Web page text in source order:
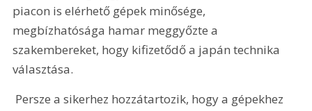
piacon is elérhető gépek minősége,
megbízhatósága hamar meggyőzte a
szakembereket, hogy kifizetődő a japán technika
választása.